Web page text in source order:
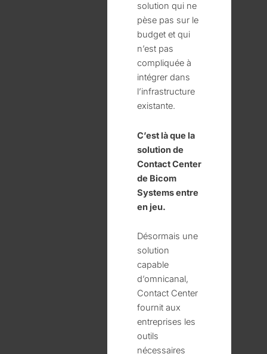
solution qui ne
pèse pas sur le
budget et qui
n’est pas
compliquée à
intégrer dans
l’infrastructure
existante.
C’est là que la
solution de
Contact Center
de Bicom
Systems entre
en jeu.
Désormais une
solution
capable
d’omnicanal,
Contact Center
fournit aux
entreprises les
outils
nécessaires